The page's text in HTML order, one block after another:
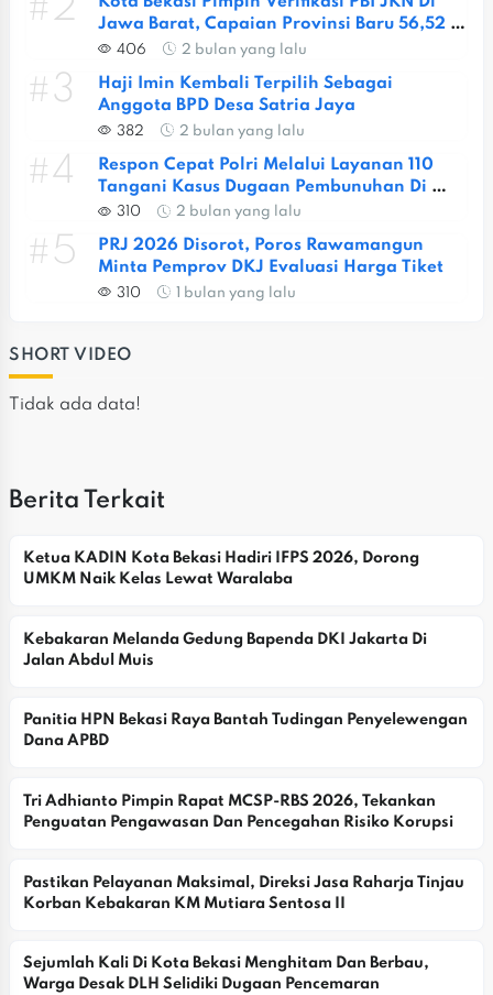
#2
Jawa Barat, Capaian Provinsi Baru 56,52
Persen
406 2 bulan yang lalu
#3
Haji Imin Kembali Terpilih Sebagai
Anggota BPD Desa Satria Jaya
382 2 bulan yang lalu
#4
Respon Cepat Polri Melalui Layanan 110
Tangani Kasus Dugaan Pembunuhan Di
Jatiasih
310 2 bulan yang lalu
#5
PRJ 2026 Disorot, Poros Rawamangun
Minta Pemprov DKJ Evaluasi Harga Tiket
310 1 bulan yang lalu
SHORT VIDEO
Tidak ada data!
Berita Terkait
Ketua KADIN Kota Bekasi Hadiri IFPS 2026, Dorong
UMKM Naik Kelas Lewat Waralaba
Kebakaran Melanda Gedung Bapenda DKI Jakarta Di
Jalan Abdul Muis
Panitia HPN Bekasi Raya Bantah Tudingan Penyelewengan
Dana APBD
Tri Adhianto Pimpin Rapat MCSP-RBS 2026, Tekankan
Penguatan Pengawasan Dan Pencegahan Risiko Korupsi
Pastikan Pelayanan Maksimal, Direksi Jasa Raharja Tinjau
Korban Kebakaran KM Mutiara Sentosa II
Sejumlah Kali Di Kota Bekasi Menghitam Dan Berbau,
Warga Desak DLH Selidiki Dugaan Pencemaran